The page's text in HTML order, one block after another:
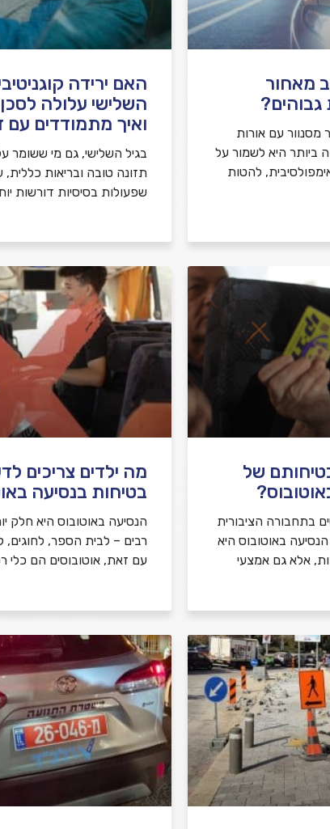
מאחור
גבוהים?
עם אורות
ביותר היא לשמור על
להטות
האם ירידה
השלישי עלולה
ואיך מתמודדים עם
בגיל השלישי, גם מי ששומר
תזונה טובה ובריאות כללית,
שפעולות בסיסיות דורשות
של
בתחבורה הציבורית
באוטובוס היא
אלא גם אמצעי
מה ילדים צריכים
בטיחות בנסיעה
הנסיעה באוטובוס היא חלק
רבים – לבית הספר, לחוגים,
עם זאת, אוטובוסים הם כלי